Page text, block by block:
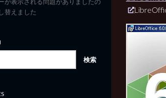
替えました